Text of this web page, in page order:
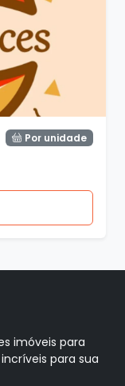
Por unidade
imóveis para
para sua